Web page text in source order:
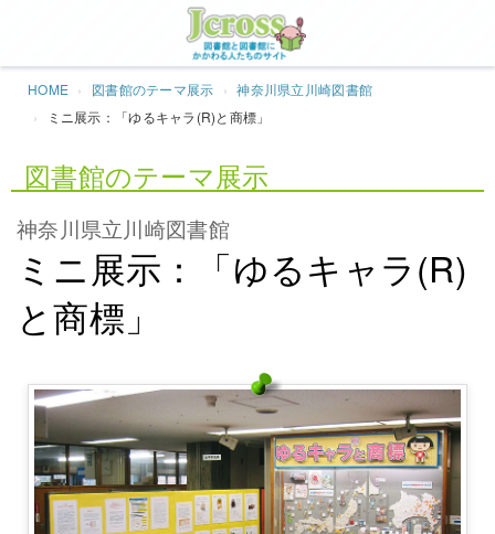
HOME 図書館のテーマ展示
神奈川県立川崎図書館
ミニ展示：「ゆるキャラ(R)と商標」
図書館のテーマ展示
神奈川県立川崎図書館
ミニ展示：「ゆるキャラ(R)
と商標」